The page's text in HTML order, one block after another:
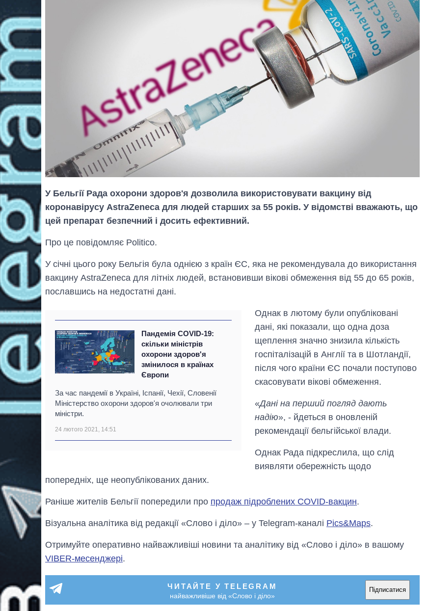
У Бельгії Рада охорони здоров'я дозволила використовувати вакцину від
коронавірусу AstraZeneca для людей старших за 55 років. У відомстві вважають, що
цей препарат безпечний і досить ефективний.
Про це повідомляє Politico.
У січні цього року Бельгія була однією з країн ЄС, яка не рекомендувала до використання
вакцину AstraZeneca для літніх людей, встановивши вікові обмеження від 55 до 65 років,
пославшись на недостатні дані.
Пандемія COVID-19:
скільки міністрів
охорони здоров'я
змінилося в країнах
Європи
За час пандемії в Україні, Іспанії, Чехії, Словенії
Міністерство охорони здоров'я очолювали три
міністри.
24 лютого 2021, 14:51
Однак в лютому були опубліковані
дані, які показали, що одна доза
щеплення значно знизила кількість
госпіталізацій в Англії та в Шотландії,
після чого країни ЄС почали поступово
скасовувати вікові обмеження.
«Дані на перший погляд дають
надію», - йдеться в оновленій
рекомендації бельгійської влади.
Однак Рада підкреслила, що слід
виявляти обережність щодо
попередніх, ще неопублікованих даних.
Раніше жителів Бельгії попередили про продаж підроблених COVID-вакцин.
Візуальна аналітика від редакції «Слово і діло» – у Telegram-каналі Pics&Maps.
Отримуйте оперативно найважливіші новини та аналітику від «Слово і діло» в вашому
VIBER-месенджері.
ЧИТАЙТЕ У TELEGRAM
найважливіше від «Слово і діло»
Підписатися
Від 1 місяця – до 5
років: хто і як
довго обіймав
СЗР